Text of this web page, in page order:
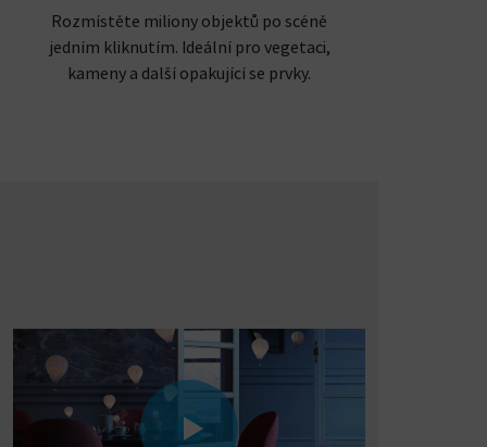
Rozmístěte miliony objektů po scéně
jedním kliknutím. Ideální pro vegetaci,
kameny a další opakující se prvky.